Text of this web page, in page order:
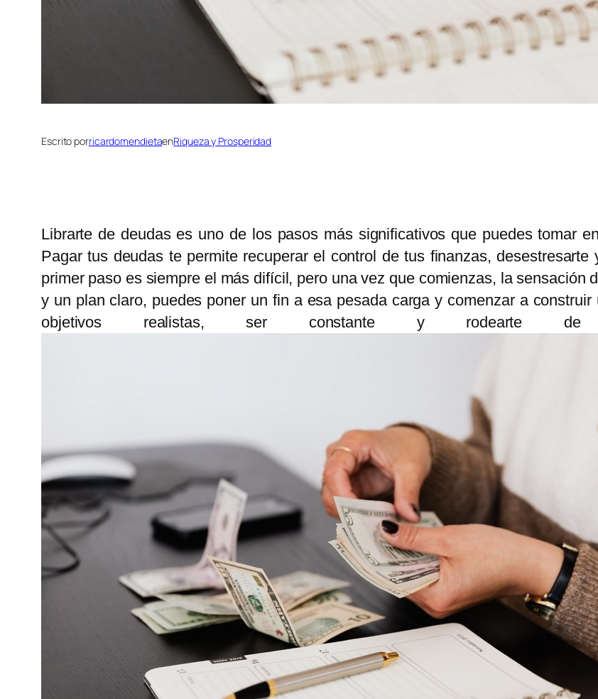
Escrito porricardomendietaenRiqueza y Prosperidad
Librarte de deudas es uno de los pasos más significativos que puedes tomar
Pagar tus deudas te permite recuperar el control de tus finanzas,
primer paso es siempre el más difícil, pero una vez que comienzas, la sensación
y un plan claro, puedes poner un fin a esa pesada carga y comenzar a
objetivos realistas, ser constante y rodearte